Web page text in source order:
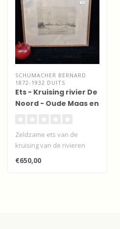
SCHUMACHER BERNARD
1872-1932 DUITS
Ets - Kruising rivier De
Noord - Oude Maas en
Zeldzame ets van de
kruising van de rivieren
Noord, Oude Maas en
Beneden Merwede..
€650,00